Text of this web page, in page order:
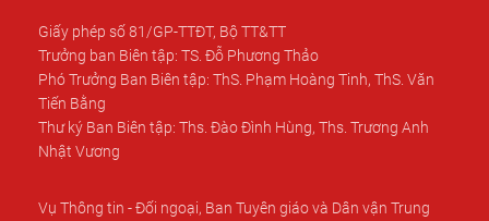
Giấy phép số 81/GP-TTĐT, Bộ TT&TT
Trưởng ban Biên tập: TS. Đỗ Phương Thảo
Phó Trưởng Ban Biên tập: ThS. Phạm Hoàng Tinh, ThS. Văn
Tiến Bằng
Thư ký Ban Biên tập: Ths. Đào Đình Hùng, Ths. Trương Anh
Nhật Vương
Vụ Thông tin - Đối ngoại, Ban Tuyên giáo và Dân vận Trung